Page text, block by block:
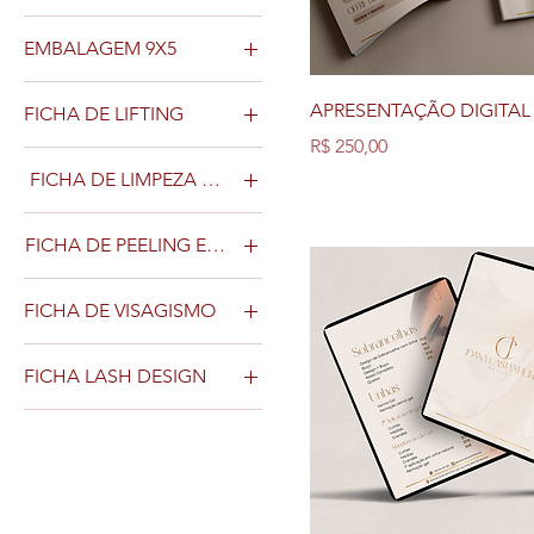
EMBALAGEM 9X5
FICHA DE LIFTING
FICHA DE LIMPEZA DE PELE
FICHA DE PEELING E MICRO
FICHA DE VISAGISMO
FICHA LASH DESIGN
APRESENTAÇÃO DIGITAL
Preço
R$ 250,00